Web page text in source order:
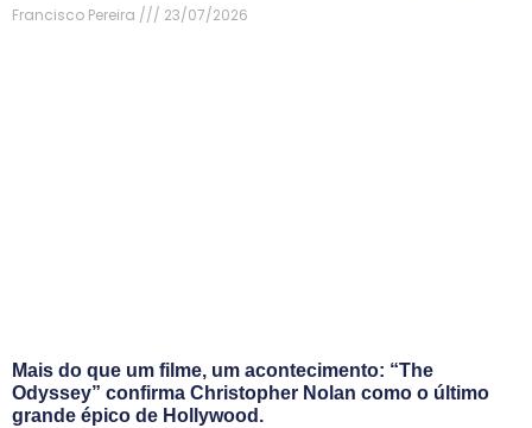
Francisco Pereira
23/07/2026
Mais do que um filme, um acontecimento: “The
Odyssey” confirma Christopher Nolan como o último
grande épico de Hollywood.